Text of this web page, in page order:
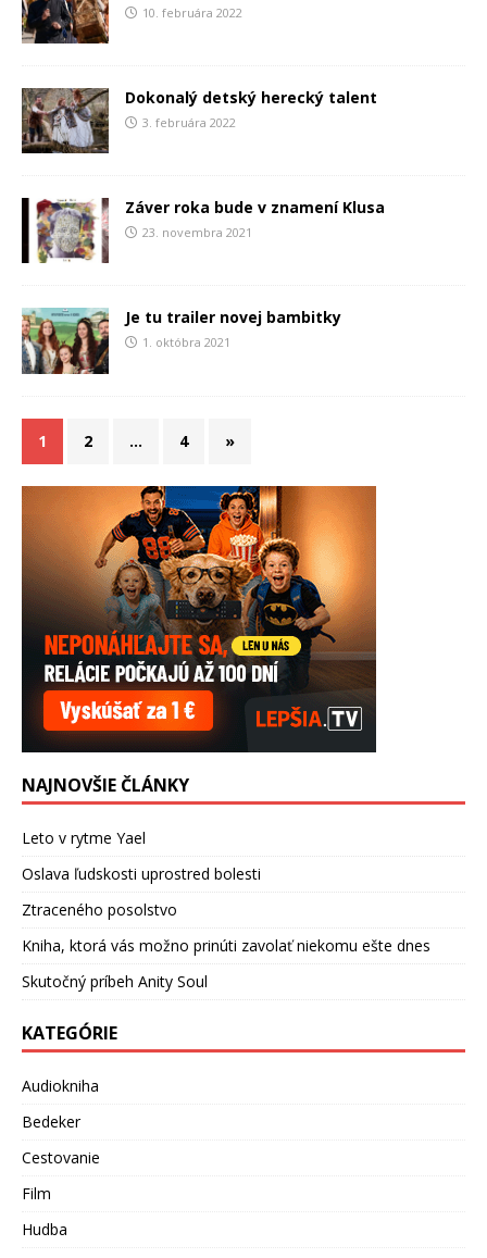
10. februára 2022
Dokonalý detský herecký talent
3. februára 2022
Záver roka bude v znamení Klusa
23. novembra 2021
Je tu trailer novej bambitky
1. októbra 2021
1 2 … 4 »
NAJNOVŠIE ČLÁNKY
Leto v rytme Yael
Oslava ľudskosti uprostred bolesti
Ztraceného posolstvo
Kniha, ktorá vás možno prinúti zavolať niekomu ešte dnes
Skutočný príbeh Anity Soul
KATEGÓRIE
Audiokniha
Bedeker
Cestovanie
Film
Hudba